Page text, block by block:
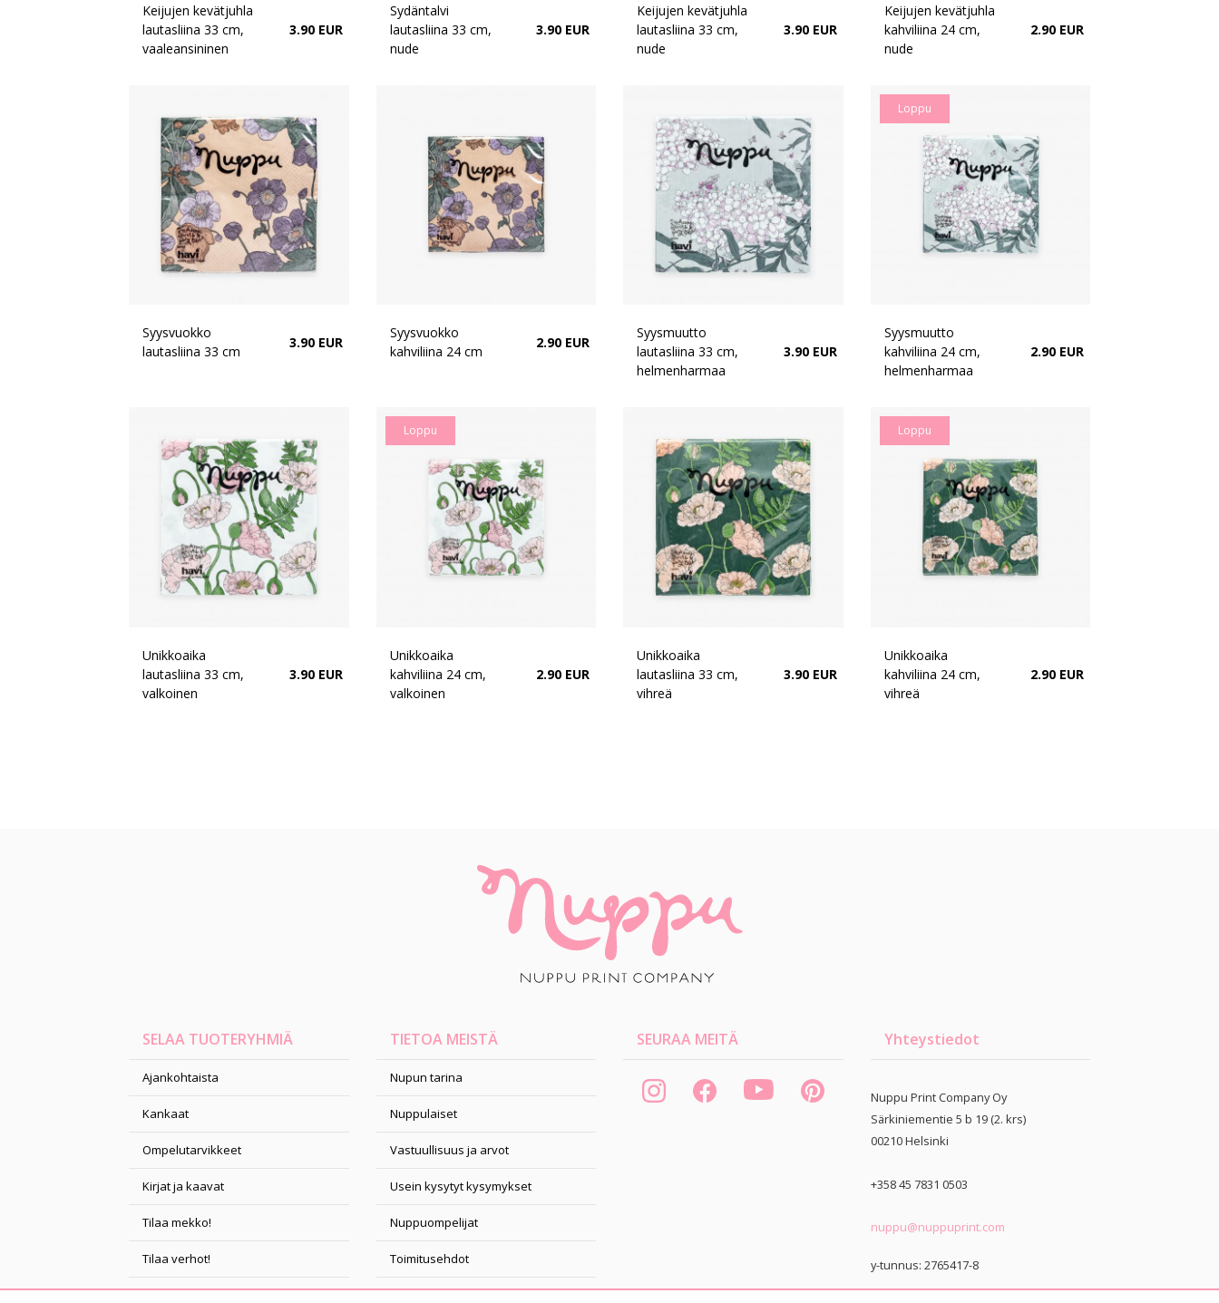
Keijujen kevätjuhla
lautasliina 33 cm,
vaaleansininen
3.90 EUR
Sydäntalvi
lautasliina 33 cm,
nude
3.90 EUR
Keijujen kevätjuhla
lautasliina 33 cm,
nude
3.90 EUR
Keijujen kevätjuhla
kahviliina 24 cm,
nude
2.90 EUR
Syysvuokko
lautasliina 33 cm
3.90 EUR
Syysvuokko
kahviliina 24 cm
2.90 EUR
Syysmuutto
lautasliina 33 cm,
helmenharmaa
3.90 EUR
Loppu
Syysmuutto
kahviliina 24 cm,
helmenharmaa
2.90 EUR
Unikkoaika
lautasliina 33 cm,
valkoinen
3.90 EUR
Loppu
Unikkoaika
kahviliina 24 cm,
valkoinen
2.90 EUR
Unikkoaika
lautasliina 33 cm,
vihreä
3.90 EUR
Loppu
Unikkoaika
kahviliina 24 cm,
vihreä
2.90 EUR
SELAA TUOTERYHMIÄ
Ajankohtaista
Kankaat
Ompelutarvikkeet
Kirjat ja kaavat
Tilaa mekko!
Tilaa verhot!
Ompelukurssit
TIETOA MEISTÄ
Nupun tarina
Nuppulaiset
Vastuullisuus ja arvot
Usein kysytyt kysymykset
Nuppuompelijat
Toimitusehdot
Tapahtumakalenteri
SEURAA MEITÄ Yhteystiedot
Nuppu Print Company Oy
Särkiniementie 5 b 19 (2. krs)
00210Helsinki
+358 45 7831 0503
nuppu@nuppuprint.com
y-tunnus: 2765417-8